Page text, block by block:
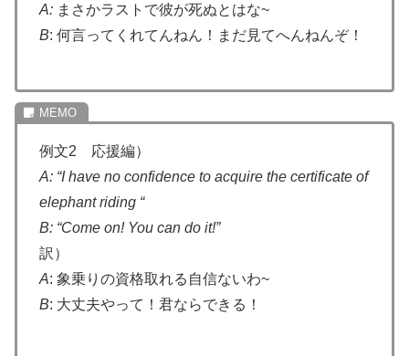
A: まさかラストで彼が死ぬとはな~
B: 何言ってくれてんねん！まだ見てへんねんぞ！
例文2 応援編）
A: “I have no confidence to acquire the certificate of
elephant riding “
B: “Come on! You can do it!”
訳）
A: 象乗りの資格取れる自信ないわ~
B: 大丈夫やって！君ならできる！